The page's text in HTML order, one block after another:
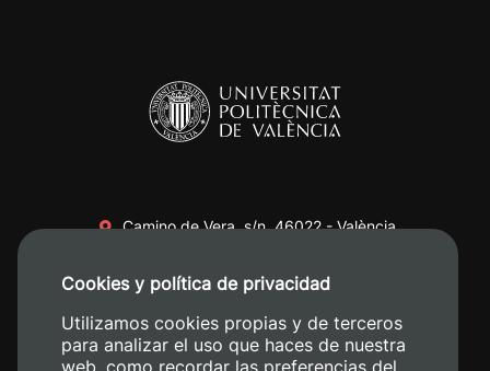
Camino de Vera, s/n. 46022 - València
+34 620 04 00 50
Cookies y política de privacidad
Utilizamos cookies propias y de terceros
para analizar el uso que haces de nuestra
web, como recordar las preferencias del